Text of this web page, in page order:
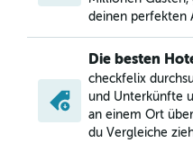
deinen perfekten
Die besten
checkfelix
und Unterkünfte
an einem Ort
du Vergleiche